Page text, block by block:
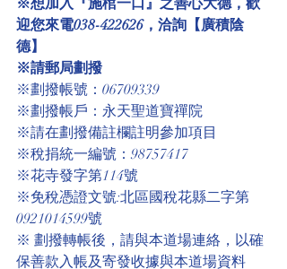
迎您來電038-422626，洽詢【廣積陰
德】
※請郵局劃撥
※劃撥帳號：06709339
※劃撥帳戶：永天聖道寶禪院
※請在劃撥備註欄註明參加項目
※稅捐統一編號：98757417
※花寺發字第114號
※免稅憑證文號:北區國稅花縣二字第
0921014599號
※ 劃撥轉帳後，請與本道場連絡，以確
保善款入帳及寄發收據與本道場資料